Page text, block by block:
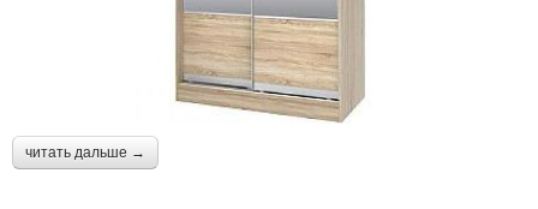
читать дальше →